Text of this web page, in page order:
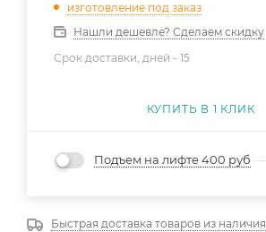
изготовление под заказ
Нашли дешевле? Сделаем скидку
Срок доставки, дней - 15
КУПИТЬ В 1 КЛИК
Подъем на лифте 400 руб
Быстрая доставка товаров из наличия